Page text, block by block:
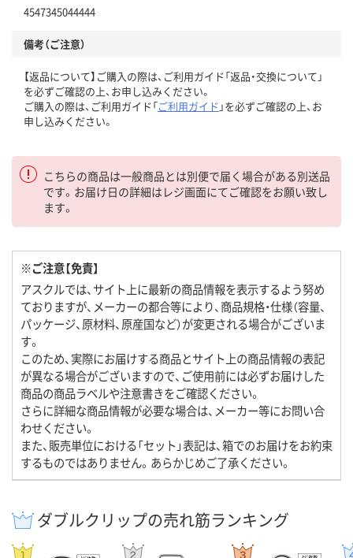
4547345044444
備考（ご注意）
【返品について】ご購入の際は、ご利用ガイド「返品・交換について」
を必ずご確認の上、お申し込みください。
ご購入の際は、ご利用ガイド「ご利用ガイド 」を必ずご確認の上、お
申し込みください。
こちらの商品は一般商品とは別便で届く場合がある別送品
です。お届け日の詳細はレジ画面にてご確認をお願い致し
ます。
※ご注意【免責】
アスクルでは、サイト上に最新の商品情報を表示するよう努め
ておりますが、メーカーの都合等により、商品規格・仕様（容量、
パッケージ、原材料、原産国など）が変更される場合がございま
す。
このため、実際にお届けする商品とサイト上の商品情報の表記
が異なる場合がございますので、ご使用前には必ずお届けした
商品の商品ラベルや注意書きをご確認ください。
さらに詳細な商品情報が必要な場合は、メーカー等にお問い合
わせください。
また、販売単位における「セット」表記は、箱でのお届けをお約束
するものではありません。あらかじめご了承ください。
ダブルクリップの売れ筋ランキング